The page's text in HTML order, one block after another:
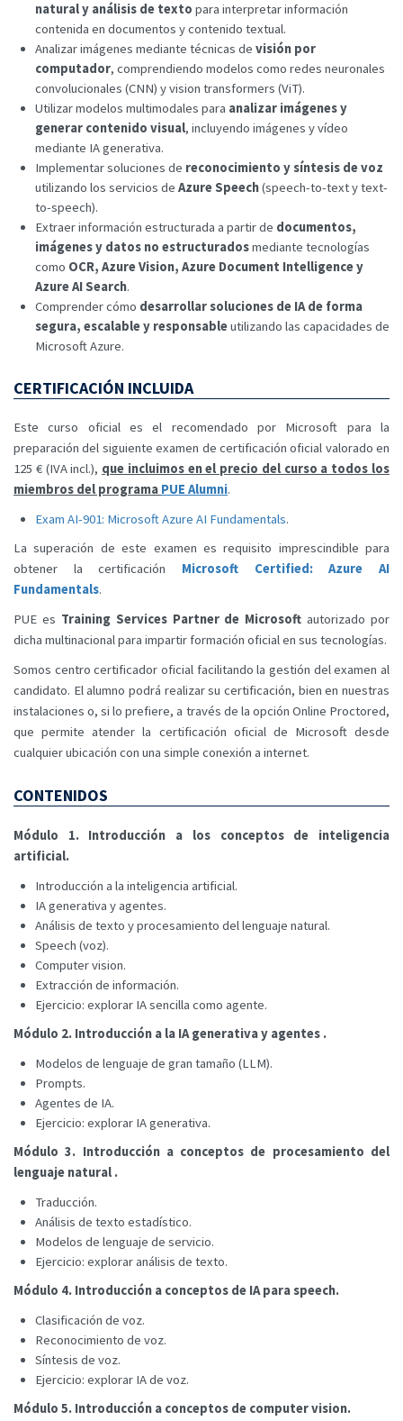
natural y análisis de texto para interpretar información
contenida en documentos y contenido textual.
Analizar imágenes mediante técnicas de visión por
computador, comprendiendo modelos como redes neuronales
convolucionales (CNN) y vision transformers (ViT).
Utilizar modelos multimodales para analizar imágenes y
generar contenido visual, incluyendo imágenes y vídeo
mediante IA generativa.
Implementar soluciones de reconocimiento y síntesis de voz
utilizando los servicios de Azure Speech(speech-to-text y text-
to-speech).
Extraer información estructurada a partir de documentos,
imágenes y datos no estructuradosmediante tecnologías
como OCR, Azure Vision, Azure Document Intelligence y
Azure AI Search.
Comprender cómo desarrollar soluciones de IA de forma
segura, escalable y responsableutilizando las capacidades de
Microsoft Azure.
CERTIFICACIÓN INCLUIDA
Este curso oficial es el recomendado por Microsoft para la
preparación del siguiente examen de certificación oficial valorado en
125 € (IVA incl.), que incluimos en el precio del curso a todos los
miembros del programa PUE Alumni.
Exam AI-901: Microsoft Azure AI Fundamentals.
La superación de este examen es requisito imprescindible para
obtener la certificación Microsoft Certified: Azure AI
Fundamentals.
PUE es Training Services Partner de Microsoft autorizado por
dicha multinacional para impartir formación oficial en sus tecnologías.
Somos centro certificador oficial facilitando la gestión del examen al
candidato. El alumno podrá realizar su certificación, bien en nuestras
instalaciones o, si lo prefiere, a través de la opción Online Proctored,
que permite atender la certificación oficial de Microsoft desde
cualquier ubicación con una simple conexión a internet.
CONTENIDOS
Módulo 1. Introducción a los conceptos de inteligencia
artificial.
Introducción a la inteligencia artificial.
IA generativa y agentes.
Análisis de texto y procesamiento del lenguaje natural.
Speech (voz).
Computer vision.
Extracción de información.
Ejercicio: explorar IA sencilla como agente.
Módulo 2. Introducción a la IA generativa y agentes .
Modelos de lenguaje de gran tamaño (LLM).
Prompts.
Agentes de IA.
Ejercicio: explorar IA generativa.
Módulo 3. Introducción a conceptos de procesamiento del
lenguaje natural .
Traducción.
Análisis de texto estadístico.
Modelos de lenguaje de servicio.
Ejercicio: explorar análisis de texto.
Módulo 4. Introducción a conceptos de IA para speech.
Clasificación de voz.
Reconocimiento de voz.
Síntesis de voz.
Ejercicio: explorar IA de voz.
Módulo 5. Introducción a conceptos de computer vision.